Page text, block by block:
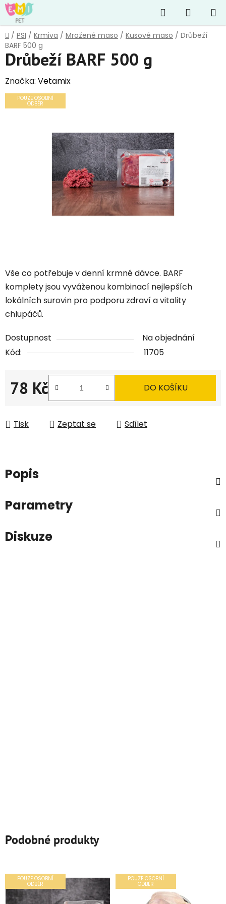
Přejít
na
obsah
Hledat
KOŠÍK
Domů
/ PSI / Krmiva / Mražené maso / Kusové maso / Drůbeží
BARF 500 g
Vše co potřebuje v denní krmné dávce. BARF
komplety jsou vyváženou kombinací nejlepších
lokálních surovin pro podporu zdraví a vitality
chlupáčů.
Dostupnost
Na objednání
Kód:
11705
78 Kč
Měrná cena:
DO KOŠÍKU
Tisk Zeptat se Sdílet
Drůbeží BARF 500 g
Značka: Vetamix
POUZE OSOBNÍ
ODBĚR
Popis
Parametry
Diskuze
Podobné produkty
POUZE OSOBNÍ
ODBĚR
POUZE OSOBNÍ
ODBĚR